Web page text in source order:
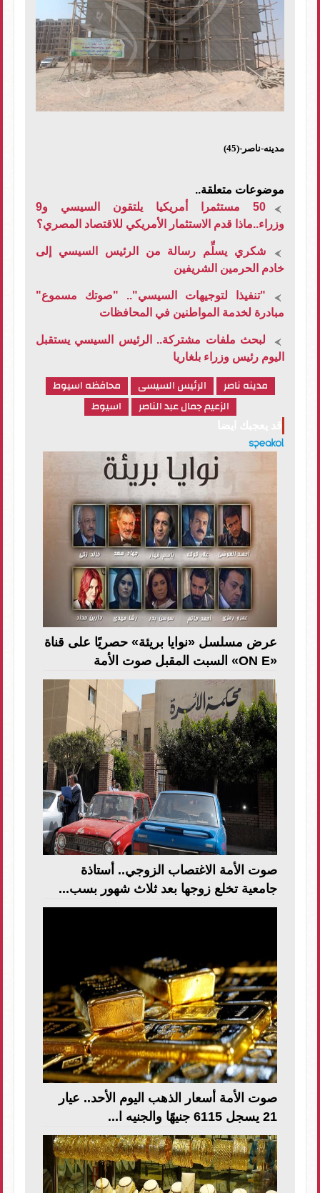
مدينه-ناصر-(45)
موضوعات متعلقة..
50 مستثمرا أمريكيا يلتقون السيسي و9
وزراء..ماذا قدم الاستثمار الأمريكي للاقتصاد المصري؟
شكري يسلِّم رسالة من الرئيس السيسي إلى
خادم الحرمين الشريفين
"تنفيذا لتوجيهات السيسي".. "صوتك مسموع"
مبادرة لخدمة المواطنين في المحافظات
لبحث ملفات مشتركة.. الرئيس السيسي يستقبل
اليوم رئيس وزراء بلغاريا
مدينه ناصر الرئيس السيسى
محافظه اسيوط
الزعيم جمال عبد الناصر
اسيوط
عرض مسلسل «نوايا بريئة» حصريًا على قناة
«ON E» السبت المقبل صوت الأمة
صوت الأمة الاغتصاب الزوجي.. أستاذة
جامعية تخلع زوجها بعد ثلاث شهور بسب...
صوت الأمة أسعار الذهب اليوم الأحد.. عيار
21 يسجل 6115 جنيهًا والجنيه ا...